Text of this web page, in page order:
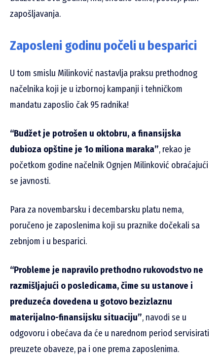
zapošljavanja.
Zaposleni godinu počeli u besparici
U tom smislu Milinković nastavlja praksu prethodnog
načelnika koji je u izbornoj kampanji i tehničkom
mandatu zaposlio čak 95 radnika!
“Budžet je potrošen u oktobru, a finansijska
dubioza opštine je 1o miliona maraka”, rekao je
početkom godine načelnik Ognjen Milinković obraćajući
se javnosti.
Para za novembarsku i decembarsku platu nema,
poručeno je zaposlenima koji su praznike dočekali sa
zebnjom i u besparici.
“Probleme je napravilo prethodno rukovodstvo ne
razmišljajući o posledicama, čime su ustanove i
preduzeća dovedena u gotovo bezizlaznu
materijalno-finansijsku situaciju”, navodi se u
odgovoru i obećava da će u narednom period servisirati
preuzete obaveze, pa i one prema zaposlenima.